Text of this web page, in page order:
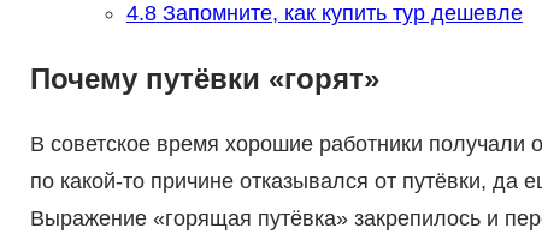
4.8Запомните, как купить тур дешевле
Почему путёвки «горят»
В советское время хорошие работники получали
по какой-то причине отказывался от путёвки, да
Выражение «горящая путёвка» закрепилось и